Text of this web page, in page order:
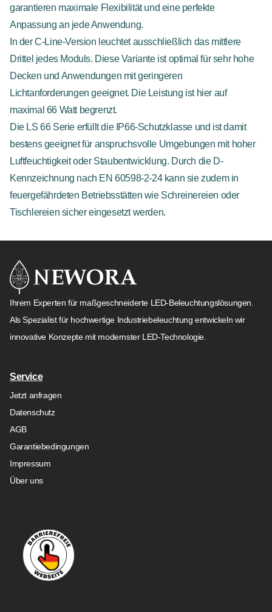
garantieren maximale Flexibilität und eine perfekte
Anpassung an jede Anwendung.
In der C-Line-Version leuchtet ausschließlich das mittlere
Drittel jedes Moduls. Diese Variante ist optimal für sehr hohe
Decken und Anwendungen mit geringeren
Lichtanforderungen geeignet. Die Leistung ist hier auf
maximal 66 Watt begrenzt.
Die LS 66 Serie erfüllt die IP66-Schutzklasse und ist damit
bestens geeignet für anspruchsvolle Umgebungen mit hoher
Luftfeuchtigkeit oder Staubentwicklung. Durch die D-
Kennzeichnung nach EN 60598-2-24 kann sie zudem in
feuergefährdeten Betriebsstätten wie Schreinereien oder
Tischlereien sicher eingesetzt werden.
Ihrem Experten für maßgeschneiderte LED-Beleuchtungslösungen.
Als Spezialist für hochwertige Industriebeleuchtung entwickeln wir
innovative Konzepte mit modernster LED-Technologie.
Service
Jetzt anfragen
Datenschutz
AGB
Garantiebedingungen
Impressum
Über uns